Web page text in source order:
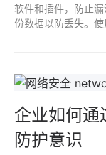
软件和插件，防止
份数据以防丢失。
企业如何通
防护意识